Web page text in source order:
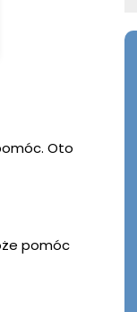
Oto
pomóc